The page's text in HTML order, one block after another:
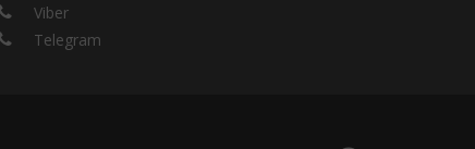
Viber
Telegram